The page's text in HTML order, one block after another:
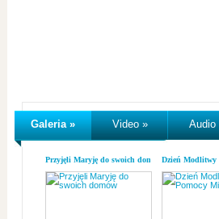
Galeria » Video » Audio
Przyjęli Maryję do swoich domówDzień Modlitwy